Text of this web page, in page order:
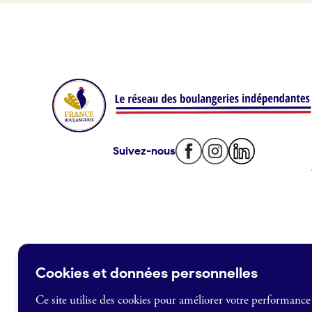
Offres d’emploi
Je suis fournisseur
Suivez-nous
Cookies et données personnelles
Ce site utilise des cookies pour améliorer votre performance